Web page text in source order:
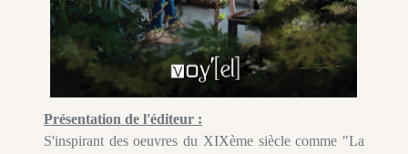
Présentation de l'éditeur :
S'inspirant des oeuvres du XIXème siècle comme "La